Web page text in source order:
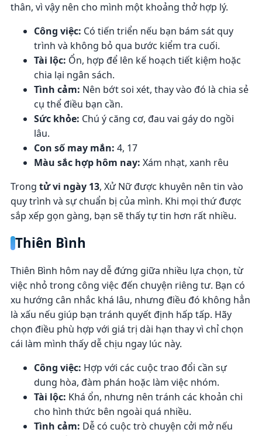
thân, vì vậy nên cho mình một khoảng thở hợp lý.
Công việc: Có tiến triển nếu bạn bám sát quy
trình và không bỏ qua bước kiểm tra cuối.
Tài lộc: Ổn, hợp để lên kế hoạch tiết kiệm hoặc
chia lại ngân sách.
Tình cảm: Nên bớt soi xét, thay vào đó là chia sẻ
cụ thể điều bạn cần.
Sức khỏe: Chú ý căng cơ, đau vai gáy do ngồi
lâu.
Con số may mắn: 4, 17
Màu sắc hợp hôm nay: Xám nhạt, xanh rêu
Trong tử vi ngày 13, Xử Nữ được khuyên nên tin vào
quy trình và sự chuẩn bị của mình. Khi mọi thứ được
sắp xếp gọn gàng, bạn sẽ thấy tự tin hơn rất nhiều.
Thiên Bình
Thiên Bình hôm nay dễ đứng giữa nhiều lựa chọn, từ
việc nhỏ trong công việc đến chuyện riêng tư. Bạn có
xu hướng cân nhắc khá lâu, nhưng điều đó không hẳn
là xấu nếu giúp bạn tránh quyết định hấp tấp. Hãy
chọn điều phù hợp với giá trị dài hạn thay vì chỉ chọn
cái làm mình thấy dễ chịu ngay lúc này.
Công việc: Hợp với các cuộc trao đổi cần sự
dung hòa, đàm phán hoặc làm việc nhóm.
Tài lộc: Khá ổn, nhưng nên tránh các khoản chi
cho hình thức bên ngoài quá nhiều.
Tình cảm: Dễ có cuộc trò chuyện cởi mở nếu